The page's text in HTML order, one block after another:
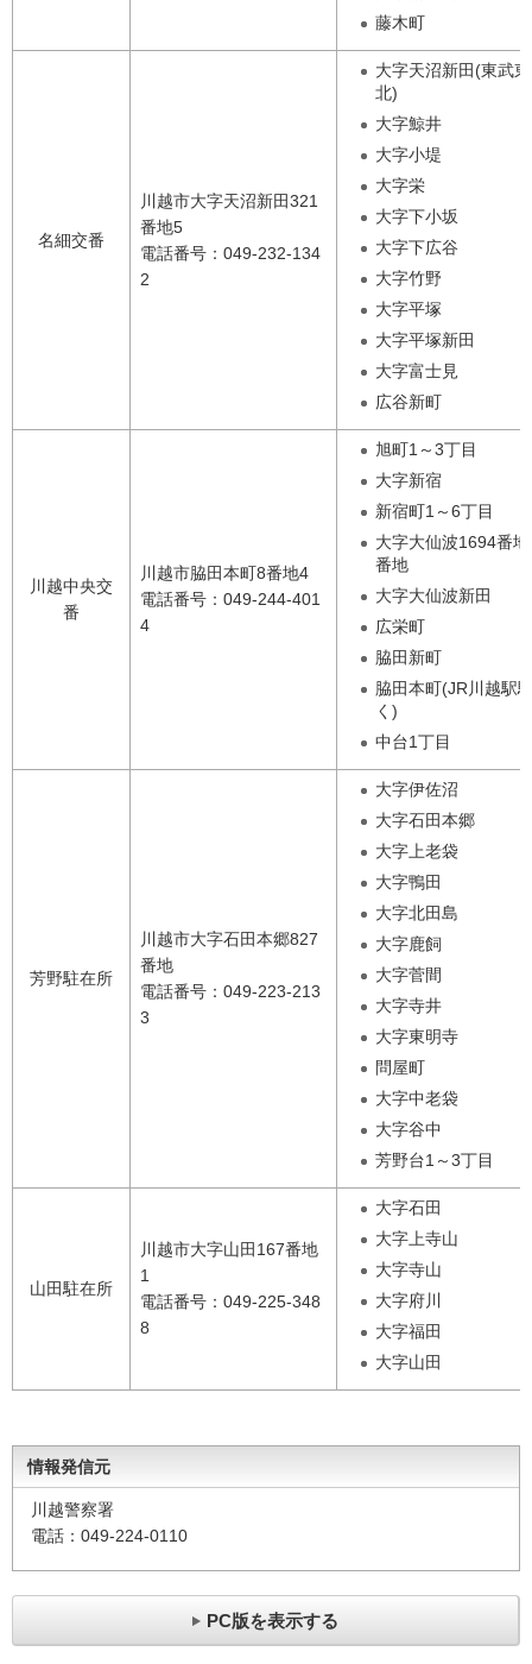
藤木町
名細交番
川越市大字天沼新田321
番地5
電話番号：049-232-134
2
大字天沼新田(東武
北)
大字鯨井
大字小堤
大字栄
大字下小坂
大字下広谷
大字竹野
大字平塚
大字平塚新田
大字富士見
広谷新町
川越中央交
番
川越市脇田本町8番地4
電話番号：049-244-401
4
旭町1～3丁目
大字新宿
新宿町1～6丁目
大字大仙波1694番
番地
大字大仙波新田
広栄町
脇田新町
脇田本町(JR川越駅
く)
中台1丁目
芳野駐在所
川越市大字石田本郷827
番地
電話番号：049-223-213
3
大字伊佐沼
大字石田本郷
大字上老袋
大字鴨田
大字北田島
大字鹿飼
大字菅間
大字寺井
大字東明寺
問屋町
大字中老袋
大字谷中
芳野台1～3丁目
山田駐在所
川越市大字山田167番地
1
電話番号：049-225-348
8
大字石田
大字上寺山
大字寺山
大字府川
大字福田
大字山田
情報発信元
川越警察署
電話：049-224-0110
PC版を表示する